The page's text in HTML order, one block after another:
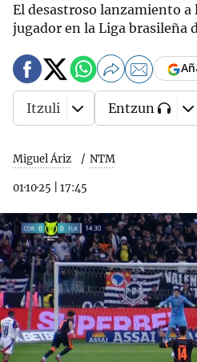
El desastroso lanzamiento a
jugador en la Liga brasileña
Miguel Áriz NTM
01·10·25 17:45
Itzuli Entzun